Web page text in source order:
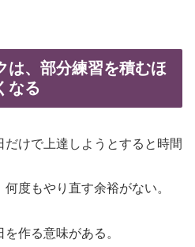
は、部分練習を積むほ
なる
けで上達しようとすると時間
度もやり直す余裕がない。
作る意味がある。